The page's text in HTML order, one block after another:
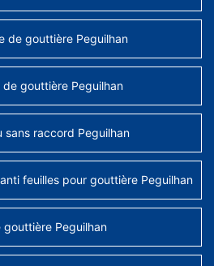
de gouttière Peguilhan
de gouttière Peguilhan
sans raccord Peguilhan
feuilles pour gouttière Peguilhan
gouttière Peguilhan